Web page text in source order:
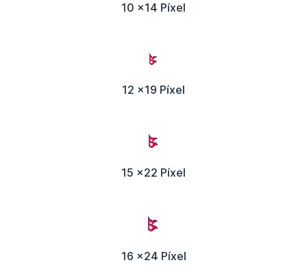
10 x14 Píxel
12 x19 Píxel
15 x22 Píxel
16 x24 Píxel